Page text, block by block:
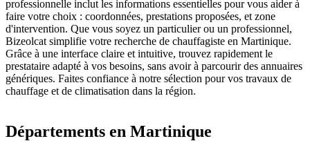
professionnelle inclut les informations essentielles pour vous aider à
faire votre choix : coordonnées, prestations proposées, et zone
d'intervention. Que vous soyez un particulier ou un professionnel,
Bizeolcat simplifie votre recherche de chauffagiste en Martinique.
Grâce à une interface claire et intuitive, trouvez rapidement le
prestataire adapté à vos besoins, sans avoir à parcourir des annuaires
génériques. Faites confiance à notre sélection pour vos travaux de
chauffage et de climatisation dans la région.
+
Départements en Martinique